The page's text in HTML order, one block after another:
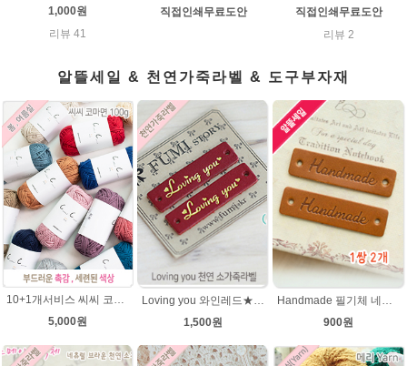
1,000원
리뷰 41
직접인쇄무료도안
직접인쇄무료도안
리뷰 2
알뜰세일 & 천연가죽라벨 & 도구부자재
5,000원
Loving you 와인레드★금박 천연 소가죽라벨 러빙유
1,500원
Handmade 필기체 네츄럴브라운 천연 소가죽라벨 목도리 핸드메이드라벨
900원